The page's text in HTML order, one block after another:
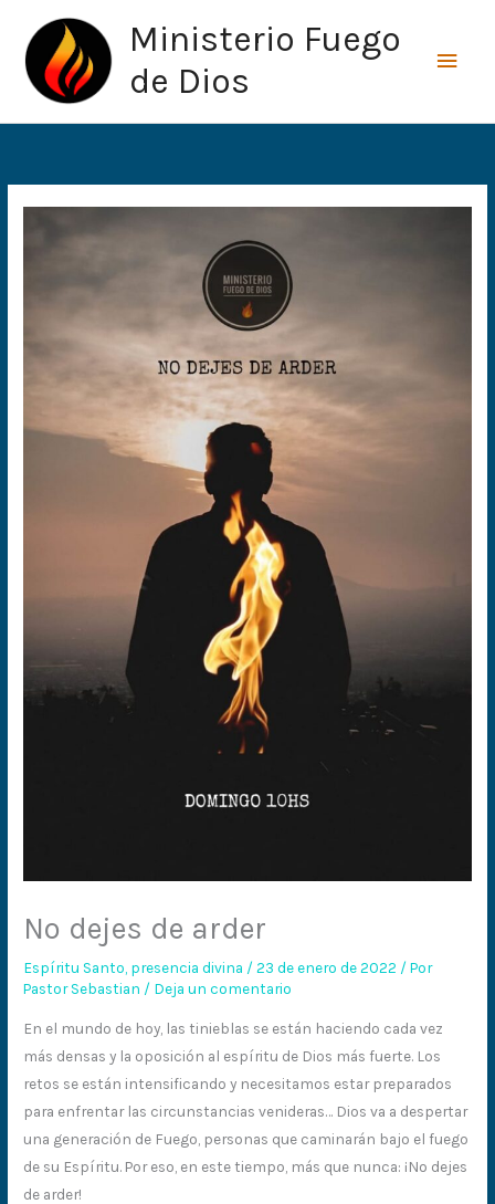
contenido
Ministerio Fuego
de Dios
No dejes de arder
Espíritu Santo presencia divina /23 de enero de 2022 / Por
Pastor Sebastian / Deja un comentario
En el mundo de hoy, las tinieblas se están haciendo cada vez
más densas y la oposición al espíritu de Dios más fuerte. Los
retos se están intensificando y necesitamos estar preparados
para enfrentar las circunstancias venideras… Dios va a despertar
una generación de Fuego, personas que caminarán bajo el fuego
de su Espíritu. Por eso, en este tiempo, más que nunca: ¡No dejes
de arder!